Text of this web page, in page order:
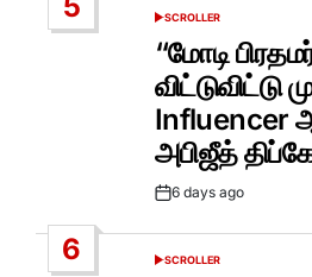
POSTED
IN
SCROLLER
“மோடி
விட்டுவிட்டு
Influencer
அபிஜீத்
Post6 days ago
6
POSTED
SCROLLER